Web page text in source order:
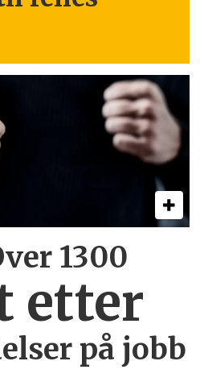
1300
etter
på jobb